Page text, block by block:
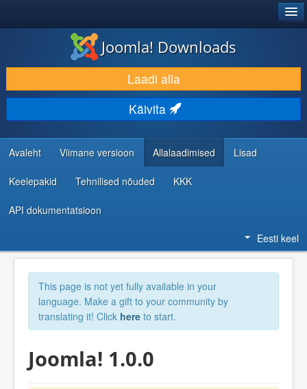
LAADI ALLA JA LAIENDA
AVASTA JA ÕPI
KOGUKOND JA KASUTAJATUGI
RESSURSID ARENDAJATELE
Joomla! Downloads
Laadi alla
Käivita
Avaleht Viimane versioon Allalaadimised Lisad
Keelepakid Tehnilised nõuded KKK
API dokumentatsioon
Eesti keel
This page is not yet fully available in your
language. Make a gift to your community by
translating it! Click here to start.
Joomla! 1.0.0